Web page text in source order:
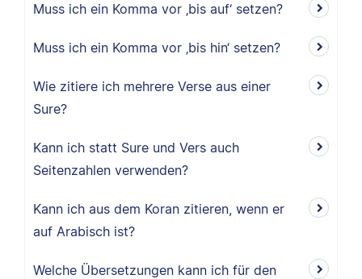
Muss ich ein Komma vor ‚bis auf‘ setzen?
Muss ich ein Komma vor ‚bis hin‘ setzen?
Wie zitiere ich mehrere Verse aus einer
Sure?
Kann ich statt Sure und Vers auch
Seitenzahlen verwenden?
Kann ich aus dem Koran zitieren, wenn er
auf Arabisch ist?
Welche Übersetzungen kann ich für den